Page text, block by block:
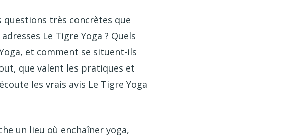
questions très concrètes que
Le Tigre Yoga ? Quels
et comment se situent-ils
que valent les pratiques et
les vrais avis Le Tigre Yoga
un lieu où enchaîner yoga,